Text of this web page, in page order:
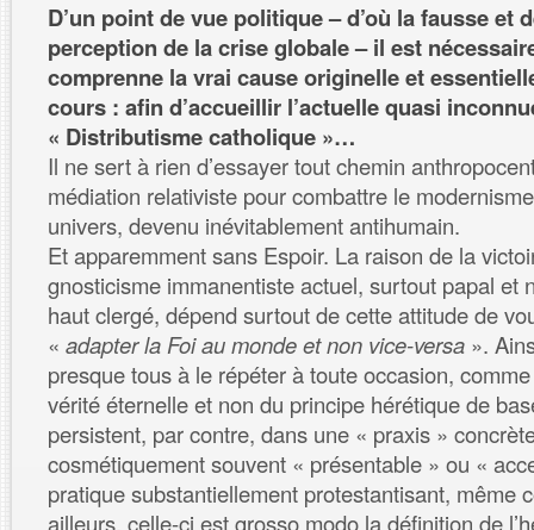
D’un point de vue politique – d’où la fausse et
perception de la crise globale – il est
comprenne la vrai cause originelle et
cours : afin d’accueillir l’actuelle quasi
« Distributisme catholique »…
Il ne sert à rien d’essayer tout chemin
médiation relativiste pour combattre le
univers, devenu inévitablement antihumain.
Et apparemment sans Espoir. La raison de la
gnosticisme immanentiste actuel, surtout papal et
haut clergé, dépend surtout de cette attitude de
« adapter la Foi au monde et non vice-versa ».
presque tous à le répéter à toute occasion, comme
vérité éternelle et non du principe hérétique de
persistent, par contre, dans une « praxis »
cosmétiquement souvent « présentable » ou «
pratique substantiellement protestantisant, même
ailleurs, celle-ci est grosso modo la définition de